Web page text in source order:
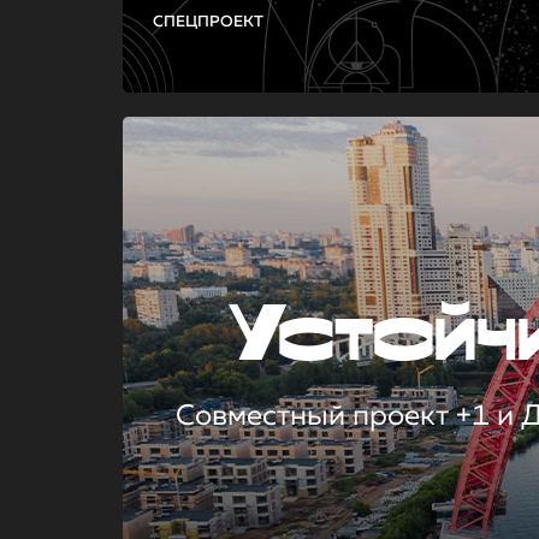
СПЕЦПРОЕКТ
Совместный проект +1 и